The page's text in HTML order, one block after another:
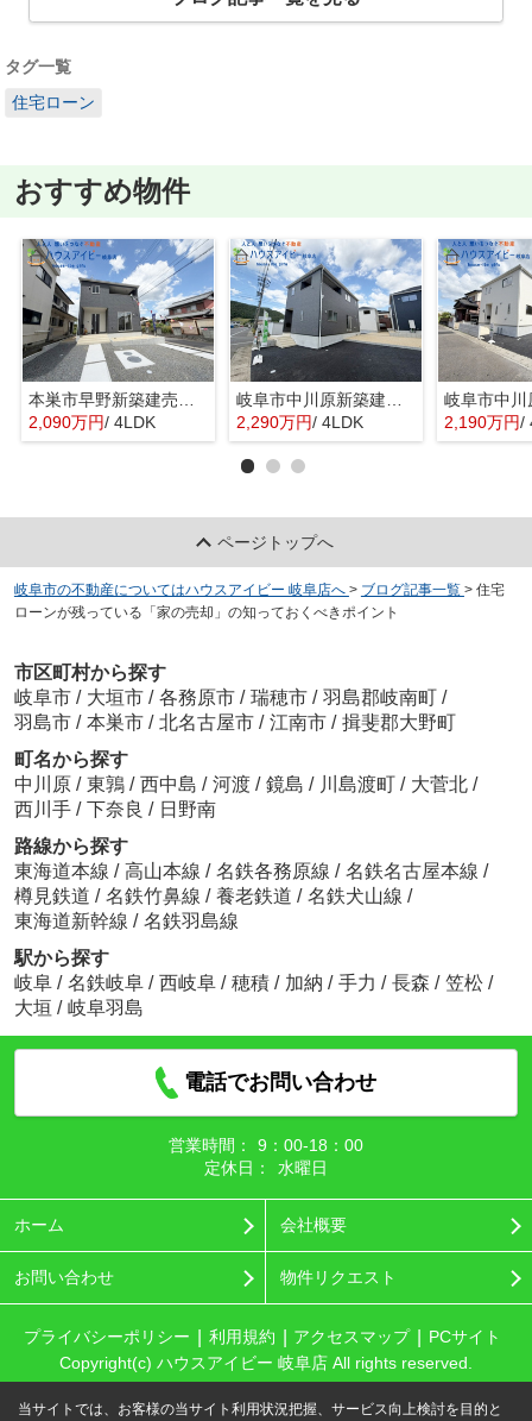
タグ一覧
住宅ローン
おすすめ物件
本巣市早野新築建売限定1邸！モレラ岐阜まで徒歩5分！お買い物便利♪最寄りの駅まで徒歩8分です♪
2,090万円/ 4LDK
岐阜市中川原新築建売全4棟！お車並列3台可能！長良東小学校区！広めのインナーバルコニー！
2,290万円/ 4LDK 2,190万円/
ページトップへ
岐阜市の不動産についてはハウスアイビー 岐阜店へ > ブログ記事一覧 > 住宅
ローンが残っている「家の売却」の知っておくべきポイント
市区町村から探す
岐阜市 / 大垣市 / 各務原市 / 瑞穂市 / 羽島郡岐南町 /
羽島市 / 本巣市 / 北名古屋市 / 江南市 / 揖斐郡大野町
町名から探す
中川原 / 東鶉 / 西中島 / 河渡 / 鏡島 / 川島渡町 / 大菅北 /
西川手 / 下奈良 / 日野南
路線から探す
東海道本線 / 高山本線 / 名鉄各務原線 / 名鉄名古屋本線 /
樽見鉄道 / 名鉄竹鼻線 / 養老鉄道 / 名鉄犬山線 /
東海道新幹線 / 名鉄羽島線
駅から探す
岐阜 / 名鉄岐阜 / 西岐阜 / 穂積 / 加納 / 手力 / 長森 / 笠松 /
大垣 / 岐阜羽島
電話でお問い合わせ
営業時間：
9：00‐18：00
定休日：
水曜日
ホーム 会社概要
お問い合わせ 物件リクエスト
プライバシーポリシー 利用規約 アクセスマップ
PCサイト
Copyright(c) ハウスアイビー 岐阜店 All rights reserved.
当サイトでは、お客様の当サイト利用状況把握、サービス向上検討を目的と